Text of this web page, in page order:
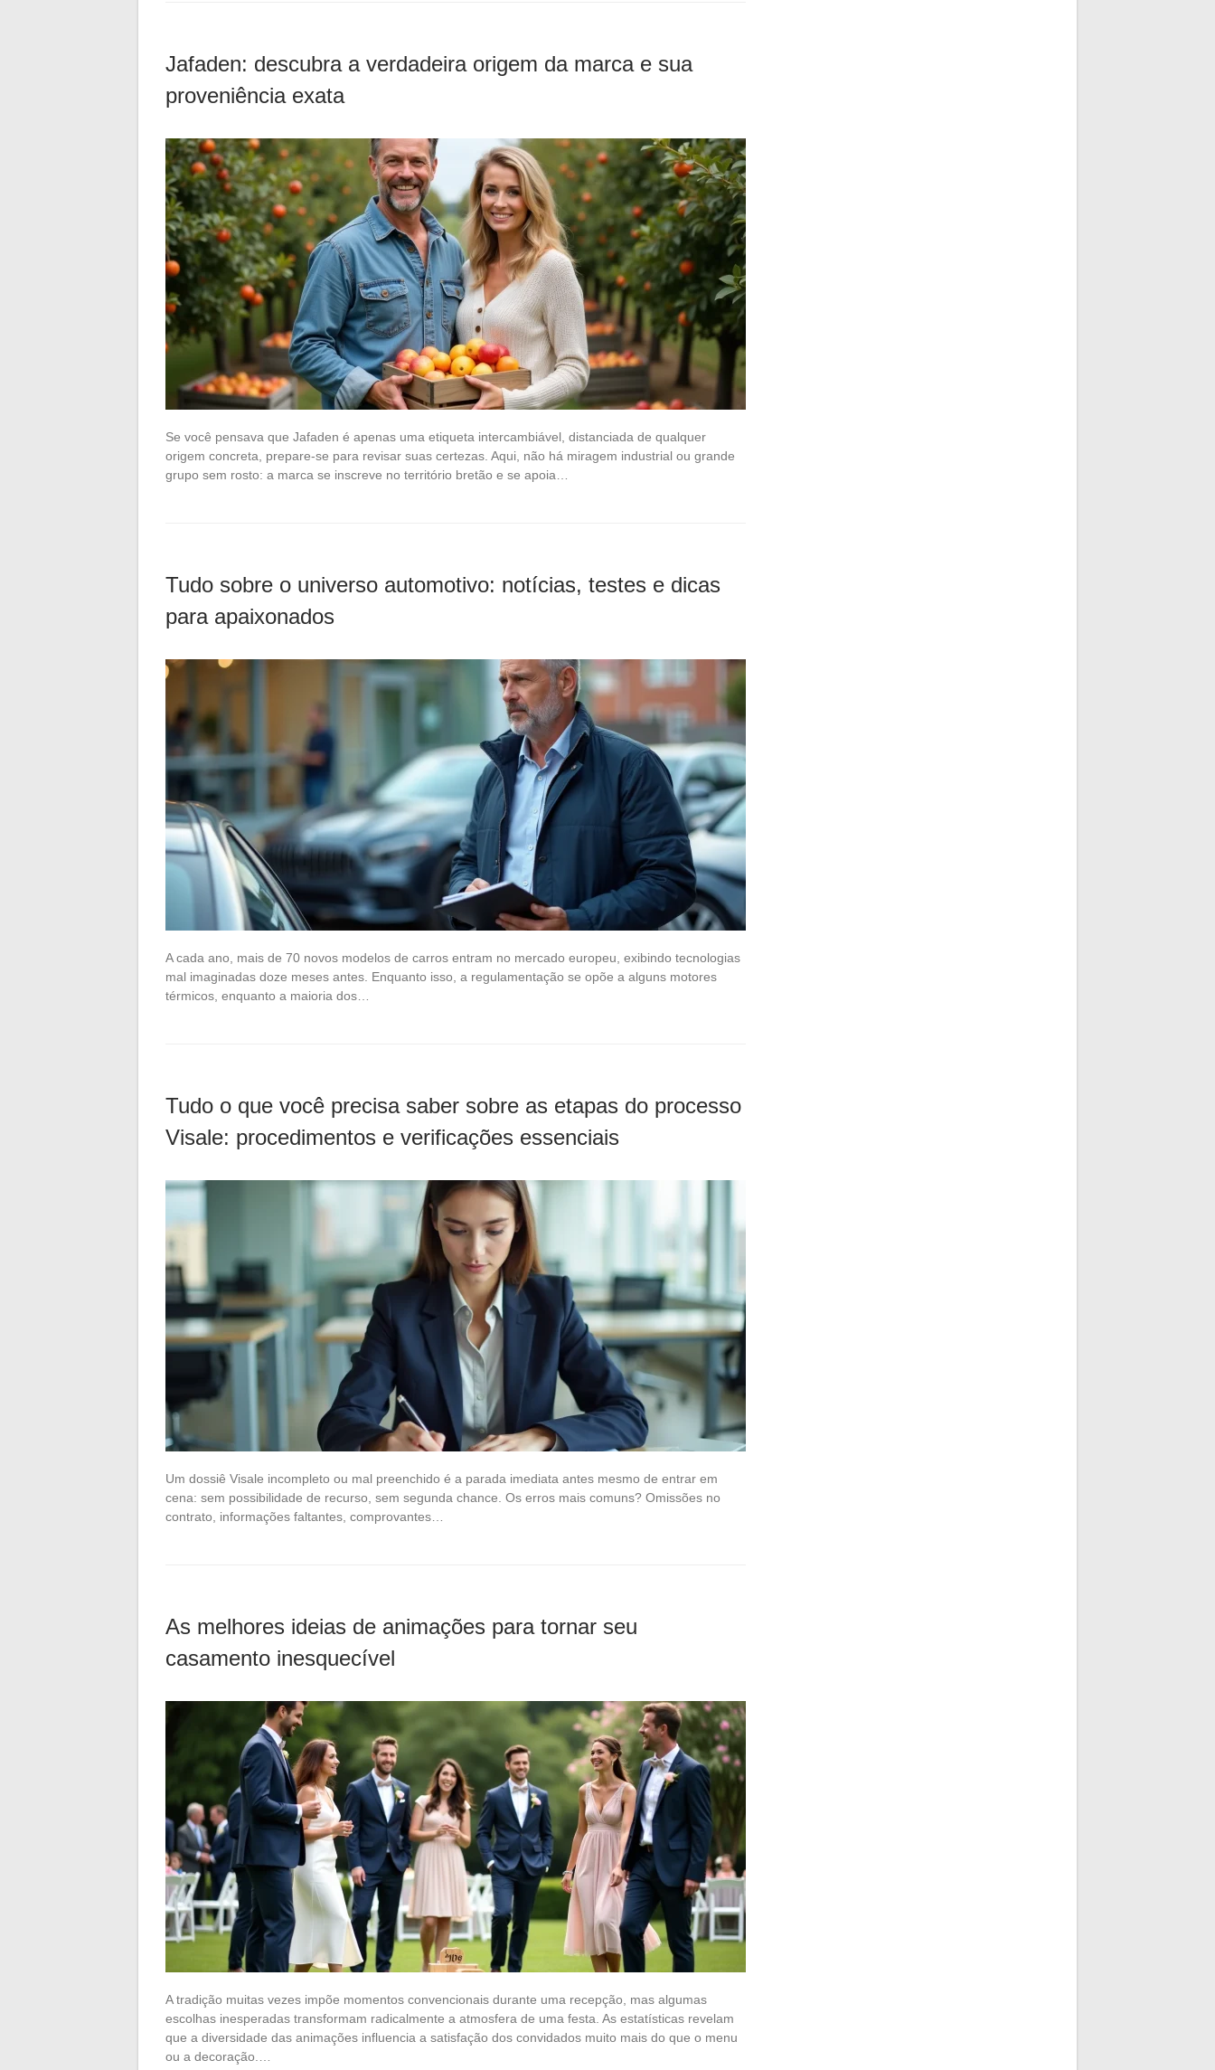
Jafaden: descubra a verdadeira origem da marca e sua
proveniência exata
Se você pensava que Jafaden é apenas uma etiqueta intercambiável, distanciada de qualquer
origem concreta, prepare-se para revisar suas certezas. Aqui, não há miragem industrial ou grande
grupo sem rosto: a marca se inscreve no território bretão e se apoia…
Tudo sobre o universo automotivo: notícias, testes e dicas
para apaixonados
A cada ano, mais de 70 novos modelos de carros entram no mercado europeu, exibindo tecnologias
mal imaginadas doze meses antes. Enquanto isso, a regulamentação se opõe a alguns motores
térmicos, enquanto a maioria dos…
Tudo o que você precisa saber sobre as etapas do processo
Visale: procedimentos e verificações essenciais
Um dossiê Visale incompleto ou mal preenchido é a parada imediata antes mesmo de entrar em
cena: sem possibilidade de recurso, sem segunda chance. Os erros mais comuns? Omissões no
contrato, informações faltantes, comprovantes…
As melhores ideias de animações para tornar seu
casamento inesquecível
A tradição muitas vezes impõe momentos convencionais durante uma recepção, mas algumas
escolhas inesperadas transformam radicalmente a atmosfera de uma festa. As estatísticas revelam
que a diversidade das animações influencia a satisfação dos convidados muito mais do que o menu
ou a decoração.…